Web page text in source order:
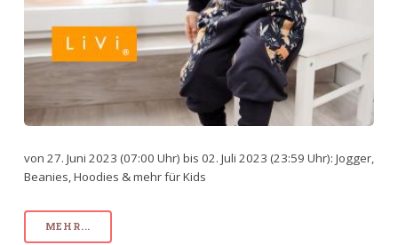
von 27. Juni 2023 (07:00 Uhr) bis 02. Juli 2023 (23:59 Uhr): Jogger,
Beanies, Hoodies & mehr für Kids
MEHR...